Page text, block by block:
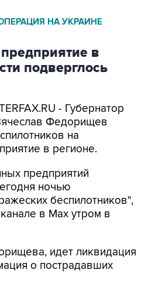
НА УКРАИНЕ
в
подверглось
- Губернатор
Федорищев
на
в регионе.
предприятий
ночью
беспилотников",
в Max утром в
идет ликвидация
о пострадавших